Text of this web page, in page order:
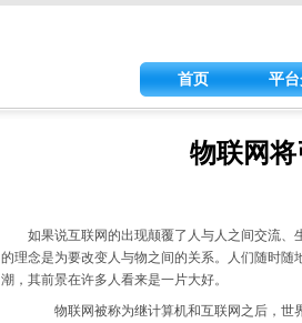
首页 平
物联网
如果说互联网的出现颠覆了人与人之间交流、
的理念是为要改变人与物之间的关系。人们随时
潮，其前景在许多人看来是一片大好。
物联网被称为继计算机和互联网之后，世